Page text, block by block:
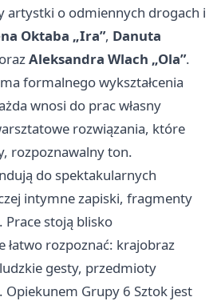
artystki o odmiennych drogach i
Oktaba „Ira”, Danuta
Aleksandra Wlach „Ola”.
formalnego wykształcenia
wnosi do prac własny
rozwiązania, które
rozpoznawalny ton.
do spektakularnych
intymne zapiski, fragmenty
Prace stoją blisko
łatwo rozpoznać: krajobraz
gesty, przedmioty
Opiekunem Grupy 6 Sztok jest